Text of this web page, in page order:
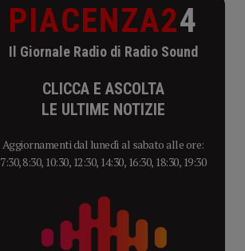
PIACENZA24
Il Giornale Radio di Radio Sound
CLICCA E ASCOLTA
LE ULTIME NOTIZIE
Aggiornamenti dal lunedì al sabato alle ore:
7:30, 8:30, 10:30, 12:30, 14:30, 16:30, 18:30, 19:30